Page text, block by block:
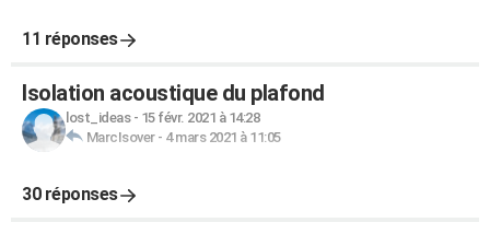
11 réponses
Isolation acoustique du plafond
lost_ideas- 15 févr. 2021 à 14:28
MarcIsover- 4 mars 2021 à 11:05
30 réponses